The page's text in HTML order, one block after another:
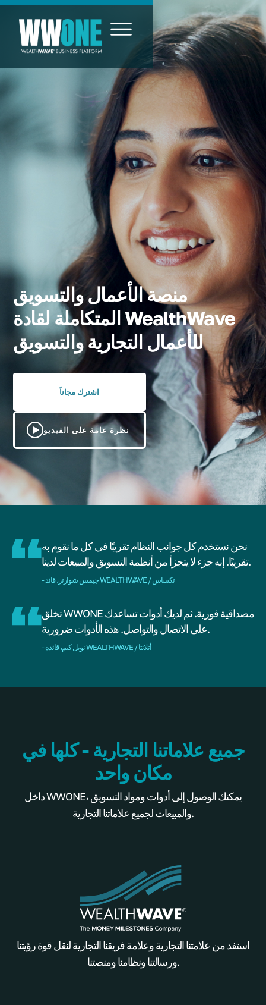
منصة الأعمال والتسويق
المتكاملة لقادة WealthWave
للأعمال التجارية والتسويق
اشترك مجاناً
نظرة عامة على الفيديو
نحن نستخدم كل جوانب النظام تقريبًا في كل ما نقوم به
تقريبًا. إنه جزء لا يتجزأ من أنظمة التسويق والمبيعات لدينا.
- جيمس شوارتز، قائد WEALTHWAVE / تكساس
تخلق WWONE مصداقية فورية. ثم لديك أدوات تساعدك
على الاتصال والتواصل. هذه الأدوات ضرورية.
- نويل كيم، قائدة WEALTHWAVE / أتلانتا
جميع علاماتنا التجارية - كلها في
مكان واحد
داخل WWONE، يمكنك الوصول إلى أدوات ومواد التسويق
والمبيعات لجميع علاماتنا التجارية.
استفد من علامتنا التجارية وعلامة فريقنا التجارية لنقل قوة رؤيتنا
ورسالتنا ونظامنا ومنصتنا.